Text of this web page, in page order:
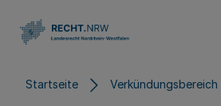
Startseite Verkündungsbereich